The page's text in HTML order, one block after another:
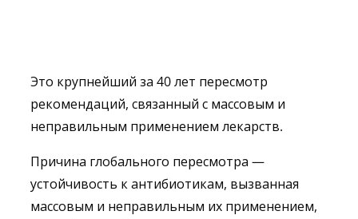
Это крупнейший за 40 лет пересмотр
рекомендаций, связанный с массовым и
неправильным применением лекарств.
Причина глобального пересмотра —
устойчивость к антибиотикам, вызванная
массовым и неправильным их применением,